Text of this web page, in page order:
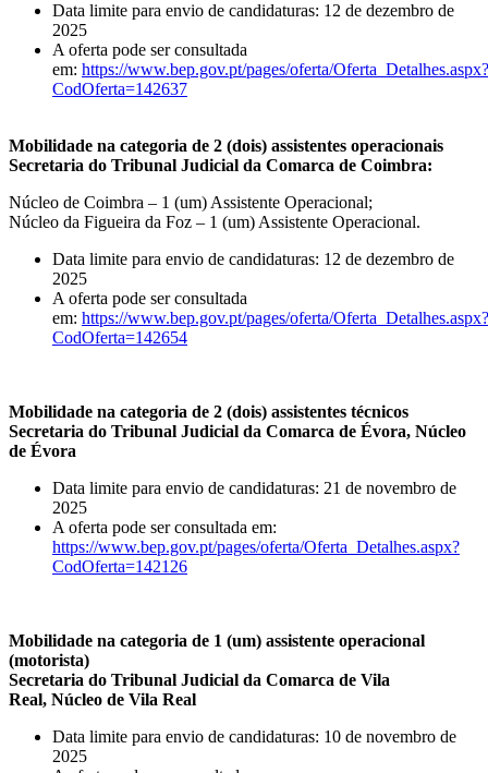
Data limite para envio de candidaturas: 12 de dezembro de
2025
A oferta pode ser consultada
em: https://www.bep.gov.pt/pages/oferta/Oferta_Detalhes.aspx?
CodOferta=142637
Mobilidade na categoria de 2 (dois) assistentes operacionais
Secretaria do Tribunal Judicial da Comarca de Coimbra:
Núcleo de Coimbra – 1 (um) Assistente Operacional;
Núcleo da Figueira da Foz – 1 (um) Assistente Operacional.
Data limite para envio de candidaturas: 12 de dezembro de
2025
A oferta pode ser consultada
em: https://www.bep.gov.pt/pages/oferta/Oferta_Detalhes.aspx?
CodOferta=142654
Mobilidade na categoria de 2 (dois) assistentes técnicos
Secretaria do Tribunal Judicial da Comarca de Évora, Núcleo
de Évora
Data limite para envio de candidaturas: 21 de novembro de
2025
A oferta pode ser consultada em:
https://www.bep.gov.pt/pages/oferta/Oferta_Detalhes.aspx?
CodOferta=142126
Mobilidade na categoria de 1 (um) assistente operacional
(motorista)
Secretaria do Tribunal Judicial da Comarca de Vila
Real, Núcleo de Vila Real
Data limite para envio de candidaturas: 10 de novembro de
2025